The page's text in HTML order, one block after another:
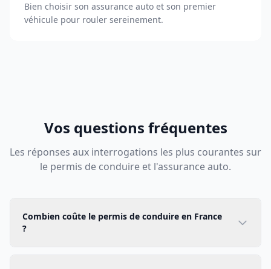
Bien choisir son assurance auto et son premier
véhicule pour rouler sereinement.
Vos questions fréquentes
Les réponses aux interrogations les plus courantes sur
le permis de conduire et l'assurance auto.
Combien coûte le permis de conduire en France
?